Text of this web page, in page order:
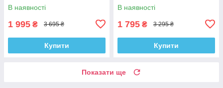
В наявності
1 995 ₴ 3 695 ₴
Купити
В наявності
1 795 ₴ 3 295 ₴
Купити
Показати ще